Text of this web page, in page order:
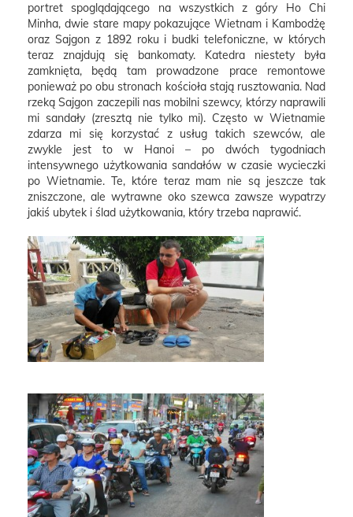
portret spoglądającego na wszystkich z góry Ho Chi
Minha, dwie stare mapy pokazujące Wietnam i Kambodżę
oraz Sajgon z 1892 roku i budki telefoniczne, w których
teraz znajdują się bankomaty. Katedra niestety była
zamknięta, będą tam prowadzone prace remontowe
ponieważ po obu stronach kościoła stają rusztowania. Nad
rzeką Sajgon zaczepili nas mobilni szewcy, którzy naprawili
mi sandały (zresztą nie tylko mi). Często w Wietnamie
zdarza mi się korzystać z usług takich szewców, ale
zwykle jest to w Hanoi – po dwóch tygodniach
intensywnego użytkowania sandałów w czasie wycieczki
po Wietnamie. Te, które teraz mam nie są jeszcze tak
zniszczone, ale wytrawne oko szewca zawsze wypatrzy
jakiś ubytek i ślad użytkowania, który trzeba naprawić.